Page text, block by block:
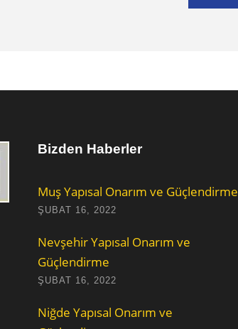
Bizden Haberler
Muş Yapısal Onarım ve Güçlendirme
ŞUBAT 16, 2022
Nevşehir Yapısal Onarım ve
Güçlendirme
ŞUBAT 16, 2022
Niğde Yapısal Onarım ve